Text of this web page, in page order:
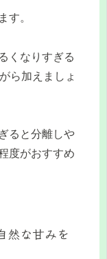
す。
くなりすぎる
ら加えましょ
ると分離しや
度がおすすめ
然な甘みを